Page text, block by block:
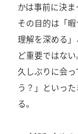
かは事前に決ま
その目的は「
理解を深める
ど重要ではない
久しぶりに会
う？」といっ
る。